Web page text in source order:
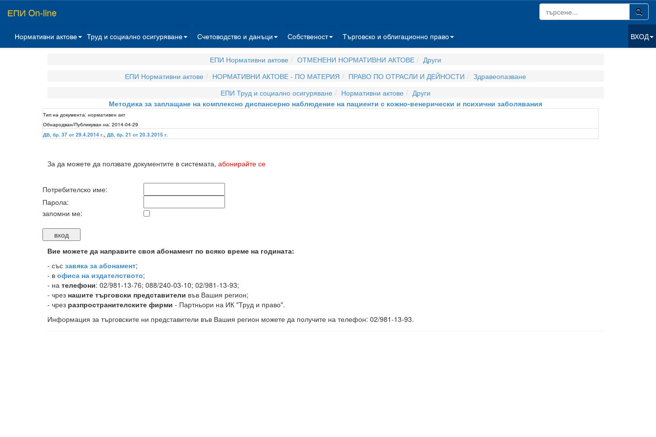
ЕПИ On-line
Нормативни актове Труд и социално осигуряване Счетоводство и данъци Собственост Търговско и облигационно право ВХОД
ЕПИ Нормативни актове ОТМЕНЕНИ НОРМАТИВНИ АКТОВЕ
Други
ЕПИ Нормативни актове
НОРМАТИВНИ АКТОВЕ - ПО МАТЕРИЯ ПРАВО ПО ОТРАСЛИ И ДЕЙНОСТИ
Здравеопазване
ЕПИ Труд и социално осигуряване
Нормативни актове
Други
Методика за заплащане на комплексно диспансерно наблюдение на пациенти с кожно-венерически и психични заболявания
Тип на документа: нормативен акт
Обнародван/Публикуван на: 2014-04-29
ДВ, бр. 37 от 29.4.2014 г., ДВ, бр. 21 от 20.3.2015 г.
За да можете да ползвате документите в системата, абонирайте се
Потребителско име:
Парола:
запомни ме:
Вие можете да направите своя абонамент по всяко време на годината:
- със завяка за абонамент;
- в офиса на издателството;
- на телефони: 02/981-13-76; 088/240-03-10; 02/981-13-93;
- чрез нашите търговски представители във Вашия регион;
- чрез разпространителските фирми - Партньори на ИК "Труд и право".
Информация за търговските ни представители във Вашия регион можете да получите на телефон: 02/981-13-93.